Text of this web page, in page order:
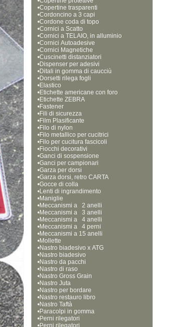
•Copertine trasparenti
•Cordoncino a 3 capi
•Cordone coda di topo
•Cornici a Scatto
•Cornici a TELAIO, in alluminio
•Cornici Autoadesive
•Cornici Magnetiche
•Cuscinetti distanziatori
•Dispenser per adesivi
•Ditali in gomma di caucciù
•Dorsetti rilega fogli
•Elastico
•Etichette americane con foro
•Etichette ZEBRA
•Fastener
•Fili di sicurezza
•Film Plasificante
•Filo di nylon
•Filo metallico per cucitrici
•Filo per cucitura fascicoli
•Fiocchi decorativi
•Ganci di sospensione
•Ganci per campionari
•Garza per dorsi
•Garza dorsi, retro CARTA
•Gocce di colla
•Lenti di ingrandimento
•Maniglie
•Meccanismi a   2 anelli
•Meccanismi a   3 anelli
•Meccanismi a   4 anelli
•Meccanismi a   4 perni
•Meccanismi a 15 anelli
•Mollette
•Nastro biadesivo x ATG
•Nastro biadesivo
•Nastro da pacchi
•Nastro di raso
•Nastro Gross Grain
•Nastro Juta
•Nastro per bordare
•Nastro restauro libro
•Nastro Taftà
•Paracolpi in gomma
•Perni rilegatori
•Perni rilegatori